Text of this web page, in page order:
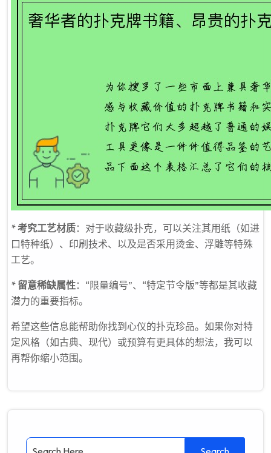
*考究工艺材质：对于收藏级扑克，可以关注其用纸（如进
口特种纸）、印刷技术、以及是否采用烫金、浮雕等特殊
工艺。
* 留意稀缺属性：“限量编号”、“特定节令版”等都是其收藏
潜力的重要指标。
希望这些信息能帮助你找到心仪的扑克珍品。如果你对特
定风格（如古典、现代）或预算有更具体的想法，我可以
再帮你缩小范围。